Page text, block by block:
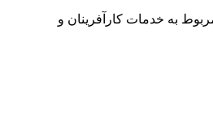
به خدمات کارآفرینان و